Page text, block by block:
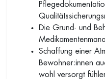
Die Grund- und
Schaffung einer
Bewohner:innen
wohl versorgt